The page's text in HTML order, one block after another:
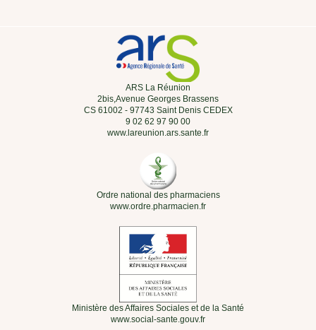
ARS La Réunion
2bis,Avenue Georges Brassens
CS 61002 - 97743 Saint Denis CEDEX
9 02 62 97 90 00
www.lareunion.ars.sante.fr
Ordre national des pharmaciens
www.ordre.pharmacien.fr
Ministère des Affaires Sociales et de la Santé
www.social-sante.gouv.fr